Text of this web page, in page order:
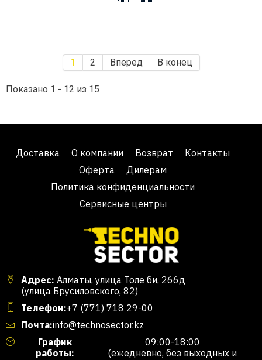
1 2 Вперед В конец
Показано 1 - 12 из 15
Доставка О компании Возврат
Контакты
Оферта
Дилерам
Политика конфиденциальности
Сервисные центры
Адрес: Алматы, улица Толе би, 266д
(улица Брусиловского, 82)
Телефон:+7 (771) 718 29-00
Почта:info@technosector.kz
График
работы:
09:00-18:00
(ежедневно, без выходных и